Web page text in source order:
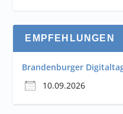
EMPFEHLUNGEN
Brandenburger
10.09.2026